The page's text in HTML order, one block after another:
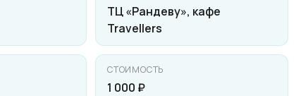
ТЦ «Рандеву», кафе
Travellers
СТОИМОСТЬ
1 000 ₽